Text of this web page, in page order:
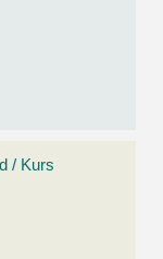
/ Kurs